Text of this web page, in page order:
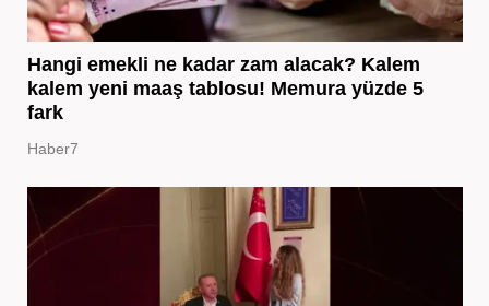
Hangi emekli ne kadar zam alacak? Kalem
kalem yeni maaş tablosu! Memura yüzde 5
fark
Haber7